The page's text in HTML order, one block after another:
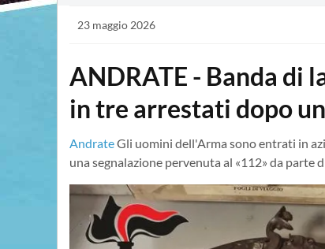
23 maggio 2026
ANDRATE - Banda di
in tre arrestati dopo
AndrateGli uomini dell'Arma sono entrati in
una segnalazione pervenuta al «112» da